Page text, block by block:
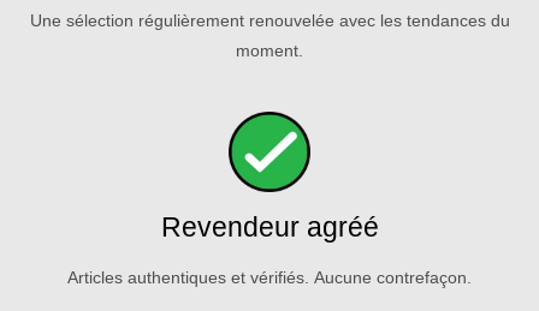
Une sélection régulièrement renouvelée avec les tendances du
moment.
Revendeur agréé
Articles authentiques et vérifiés. Aucune contrefaçon.